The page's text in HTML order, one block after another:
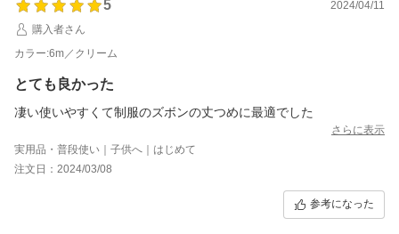
5
2024/04/11
購入者さん
カラー:6m／クリーム
とても良かった
凄い使いやすくて制服のズボンの丈つめに最適でした
さらに表示
実用品・普段使い｜子供へ｜はじめて
注文日：2024/03/08
参考になった